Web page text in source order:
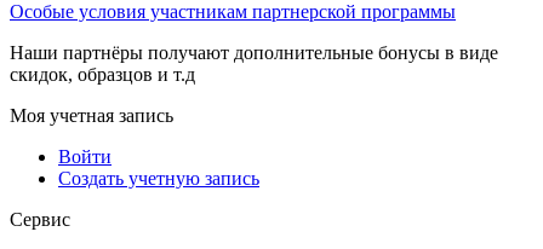
Особые условия участникам партнерской программы
Наши партнёры получают дополнительные бонусы в виде
скидок, образцов и т.д
Моя учетная запись
Войти
Создать учетную запись
Сервис